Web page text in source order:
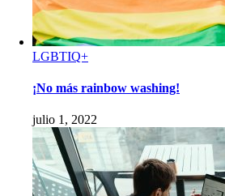
LGBTIQ+
¡No más rainbow washing!
julio 1, 2022